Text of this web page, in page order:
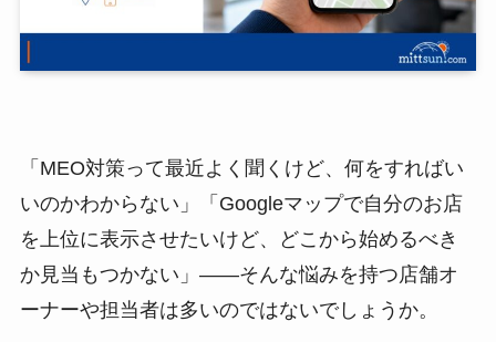
「MEO対策って最近よく聞くけど、何をすればい
いのかわからない」「Googleマップで自分のお店
を上位に表示させたいけど、どこから始めるべき
か見当もつかない」——そんな悩みを持つ店舗オ
ーナーや担当者は多いのではないでしょうか。